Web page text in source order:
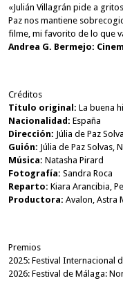
«Julián Villagrán pide a
Paz nos mantiene
filme, mi favorito de lo que
Andrea G. Bermejo:
Créditos
Título original: La buena
Nacionalidad: España
Dirección: Júlia de Paz
Guión: Júlia de Paz Solvas,
Música: Natasha Pirard
Fotografía: Sandra Roca
Reparto: Kiara Arancibia,
Productora: Avalon, Astra
Premios
2025: Festival Internacional
2026: Festival de Málaga: